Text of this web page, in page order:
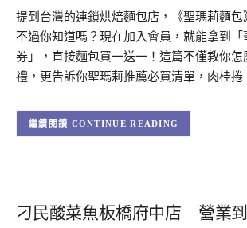
提到台灣的連鎖烘焙麵包店，《聖瑪莉麵包
不過你知道嗎？現在加入會員，就能拿到「
券」，直接麵包買一送一！這篇不僅教你怎
禮，更告訴你聖瑪莉推薦必買清單，肉桂
CONTINUE READING
刁民酸菜魚板橋府中店｜營業